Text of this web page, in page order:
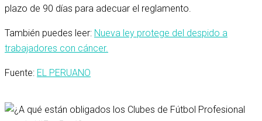
plazo de 90 días para adecuar el reglamento.
También puedes leer: Nueva ley protege del despido a
trabajadores con cáncer.
Fuente: EL PERUANO